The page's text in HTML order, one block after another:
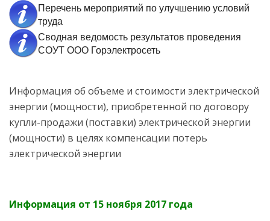
Перечень мероприятий по улучшению условий
труда
Сводная ведомость результатов проведения
СОУТ ООО Горэлектросеть
Информация об объеме и стоимости электрической
энергии (мощности), приобретенной по договору
купли-продажи (поставки) электрической энергии
(мощности) в целях компенсации потерь
электрической энергии
Информация от 15 ноября 2017 года